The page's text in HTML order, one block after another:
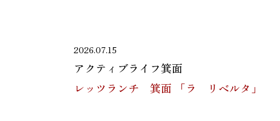
2026.07.15
アクティブライフ箕面
レッツランチ 箕面 「ラ リベルタ」